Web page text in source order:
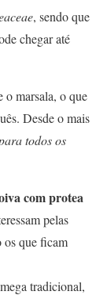
, sendo que
chegar até
o marsala, o que
Desde o mais
todos os
com protea
pelas
os que ficam
tradicional,